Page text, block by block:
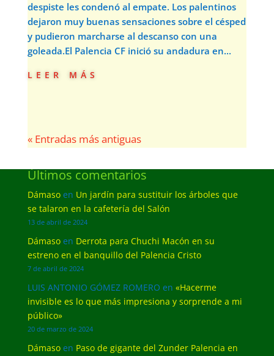
despiste les condenó al empate. Los palentinos
dejaron muy buenas sensaciones sobre el césped
y pudieron marcharse al descanso con una
goleada.El Palencia CF inició su andadura en...
leer más
« Entradas más antiguas
Últimos comentarios
Dámasoen Un jardín para sustituir los árboles que
se talaron en la cafetería del Salón
13 de abril de 2024
Dámasoen Derrota para Chuchi Macón en su
estreno en el banquillo del Palencia Cristo
7 de abril de 2024
LUIS ANTONIO GÓMEZ ROMERO en «Hacerme
invisible es lo que más impresiona y sorprende a mi
público»
20 de marzo de 2024
Dámasoen Paso de gigante del Zunder Palencia en